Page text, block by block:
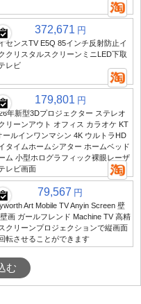
372,671 円
センスTV E5Q 85インチ反射防止イ
クリスタルスクリーンミニLED下取
レビ
179,801 円
年新型3Dプロジェクター ステレオ
リーンアウト オフィス カラオケ KT
ールインワンマシン 4K ウルトラHD
タイムホームシアター ホームベッド
ム 小型ホログラフィック裸眼レーザ
レビ画面
79,567 円
Art Mobile TV Anyin Screen 壁
画 ガールフレンド Machine TV 高精
クリーンプロジェクションで縦画面
転させることができます
む